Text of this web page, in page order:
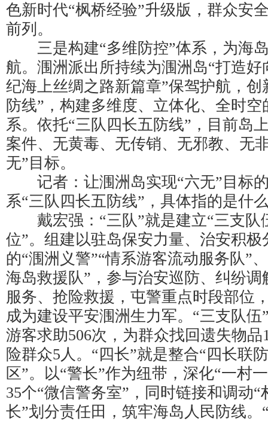
色新时代“枫桥经验”升级版，群众安
前列。
三是构建“多维防控”体系，为海
航。涠洲派出所持续为涠洲岛“打造
纪海上丝绸之路新篇章”保驾护航，创
防线”，构建多维度、立体化、全时
系。依托“三队四长五防线”，目前岛
案件、无黄毒、无传销、无邪教、无
无”目标。
记者：让涠洲岛实现“六无”目标
系“三队四长五防线”，具体指的是什
戴宏强：“三队”就是建立“三支队
位”。组建以驻岛保安力量、治安积
的“涠洲义警”“情系游客流动服务队”
海岛救援队”，参与治安巡防、纠纷
服务、抢险救援，屯警重点时段部位
成为建设平安涠洲生力军。“三支队
游客求助506次，为群众找回遗失物品
险群众5人。“四长”就是整合“四长联
区”。以“警长”作为纽带，深化“一村
35个“微信警务室”，同时链接和调动
长”划分责任田，筑牢海岛人民防线。